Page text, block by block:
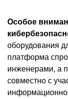
Особое
оборудования
платформа
инженерами, а
совместно с